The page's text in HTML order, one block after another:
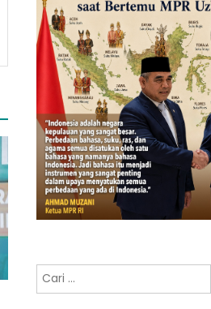
Cari
untuk: